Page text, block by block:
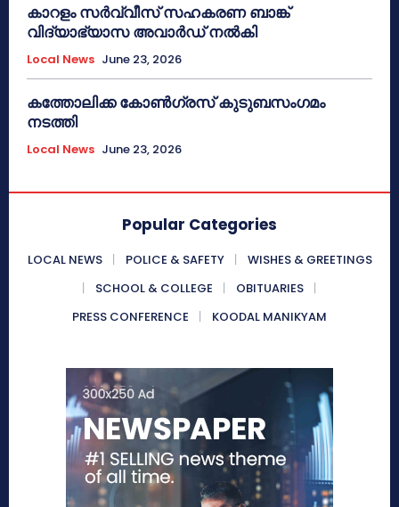
കാറളം സർവ്വീസ് സഹകരണ ബാങ്ക്
വിദ്യാഭ്യാസ അവാർഡ് നൽകി
Local News June 23, 2026
കത്തോലിക്ക കോൺഗ്രസ് കുടുബസംഗമം
നടത്തി
Local News June 23, 2026
Popular Categories
LOCAL NEWS POLICE & SAFETY
WISHES & GREETINGS
SCHOOL & COLLEGE
OBITUARIES
PRESS CONFERENCE
KOODAL MANIKYAM